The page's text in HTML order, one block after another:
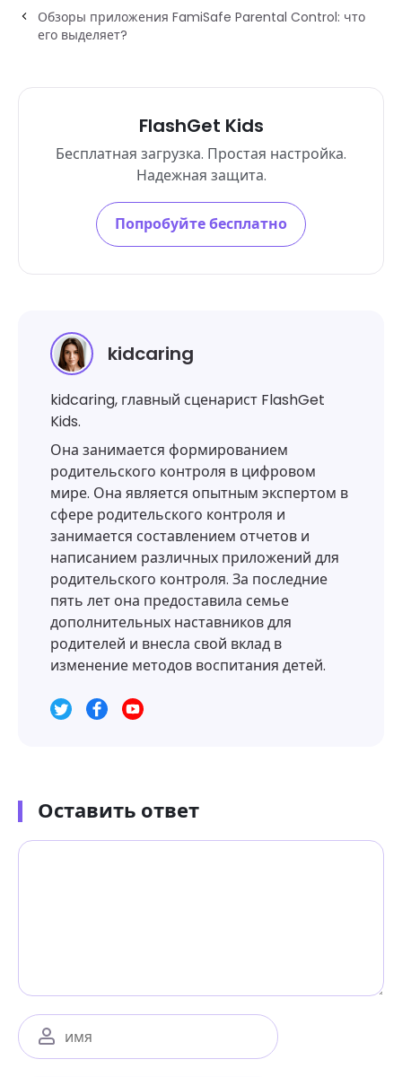
Обзоры приложения FamiSafe Parental Control: что
его выделяет?
FlashGet Kids
Бесплатная загрузка. Простая настройка.
Надежная защита.
Попробуйте бесплатно
kidcaring
kidcaring, главный сценарист FlashGet
Kids.
Она занимается формированием
родительского контроля в цифровом
мире. Она является опытным экспертом в
сфере родительского контроля и
занимается составлением отчетов и
написанием различных приложений для
родительского контроля. За последние
пять лет она предоставила семье
дополнительных наставников для
родителей и внесла свой вклад в
изменение методов воспитания детей.
Оставить ответ